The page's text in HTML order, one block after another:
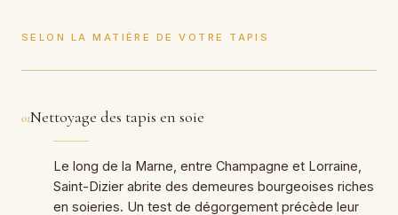
SELON LA MATIÈRE DE VOTRE TAPIS
01Nettoyage des tapis en soie
Le long de la Marne, entre Champagne et Lorraine,
Saint-Dizier abrite des demeures bourgeoises riches
en soieries. Un test de dégorgement précède leur